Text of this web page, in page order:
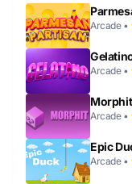
Arcade •
Arcade •
Morphit
Arcade •
Epic
Arcade •